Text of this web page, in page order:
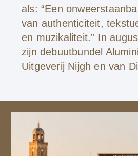
als: “Een
van authenticiteit,
en muzikaliteit.” In
zijn debuutbundel
Uitgeverij Nijgh en van